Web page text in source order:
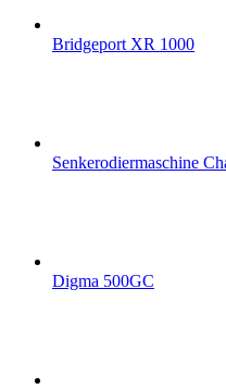
Bridgeport XR 1000
Senkerodiermaschine
Digma 500GC